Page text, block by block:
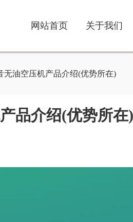
网站首页 关于我们
无油空压机产品介绍(优势所在)
品介绍(优势所在)